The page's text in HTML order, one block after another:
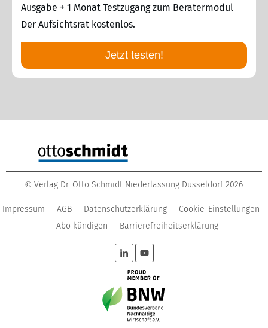
Ausgabe + 1 Monat Testzugang zum Beratermodul
Der Aufsichtsrat kostenlos.
Jetzt testen!
© Verlag Dr. Otto Schmidt Niederlassung Düsseldorf 2026
Impressum AGB Datenschutzerklärung
Cookie-Einstellungen
Abo kündigen
Barrierefreiheitserklärung